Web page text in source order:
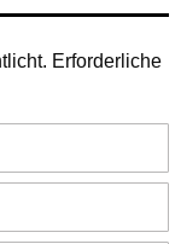
Erforderliche